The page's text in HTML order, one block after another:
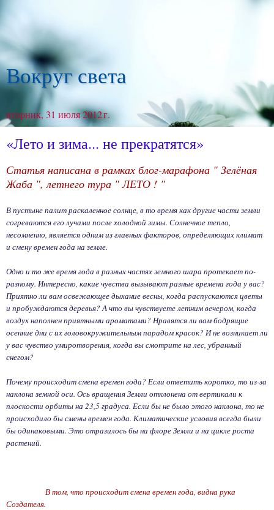
Вокруг света
вторник, 31 июля 2012 г.
«Лето и зима... не прекратятся»
Статья написана в рамках блог-марафона " Зелёная
Жаба ", летнего тура " ЛЕТО ! "
В пустыне палит раскаленное солнце, в то время как другие части земли
согреваются его лучами после холодной зимы. Солнечное тепло,
несомненно, является одним из главных факторов, определяющих климат
и смену времен года на земле.
Одно и то же время года в разных частях земного шара протекает по-
разному. Интересно, какие чувства вызывают разные времена года у вас?
Приятно ли вам освежающее дыхание весны, когда распускаются цветы
и пробуждаются деревья? А что вы чувствуете летним вечером, когда
воздух наполнен приятными ароматами? Нравятся ли вам бодрящие
осенние дни с их головокружительным парадом красок? И не возникает ли
у вас чувство умиротворения, когда вы смотрите на лес, убранный
снегом?
Почему происходит смена времен года? Если ответить коротко, то из-за
наклона земной оси. Ось вращения Земли отклонена от вертикали к
плоскости орбиты на 23,5 градуса. Если бы не было этого наклона, то не
происходило бы смены времен года. Климатические условия всегда были
бы одинаковыми. Это отразилось бы на флоре Земли и на цикле роста
растений.
В том, что происходит смена времен года, видна рука
Создателя.